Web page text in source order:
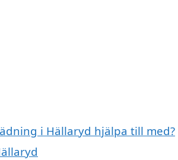
i Hällaryd hjälpa till med?